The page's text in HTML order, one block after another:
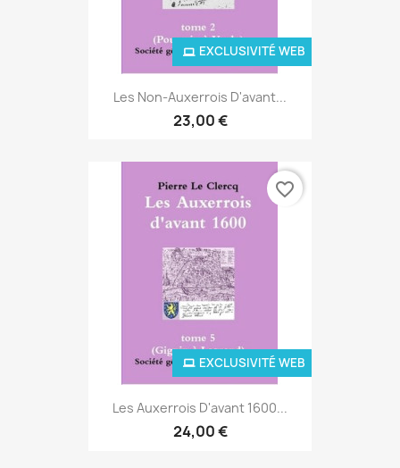
Les Non-Auxerrois D'avant...
23,00 €
EXCLUSIVITÉ WEB
Les Auxerrois D'avant 1600...
24,00 €
EXCLUSIVITÉ WEB
favorite_border